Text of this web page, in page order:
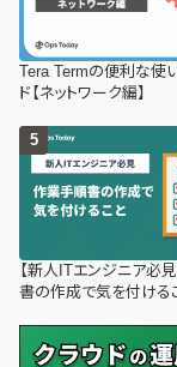
Tera Termの便利な使
ド【ネットワーク編】
【新人ITエンジニア必
書の作成で気を付ける